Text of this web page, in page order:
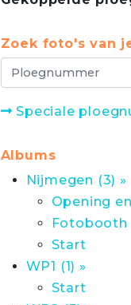
Zoek foto's van
Speciale
Albums
Nijmegen (3) »
Opening
Fotobooth
Start
WP1 (1) »
Start